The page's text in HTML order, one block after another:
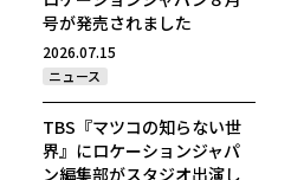
号が発売されました
2026.07.15
ニュース
TBS『マツコの知らない世
界』にロケーションジャパ
ン編集部がスタジオ出演し